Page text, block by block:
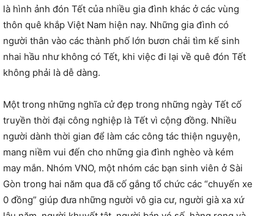
là hình ảnh đón Tết của nhiều gia đình khác ở các vùng
thôn quê khắp Việt Nam hiện nay. Những gia đình có
người thân vào các thành phố lớn bươn chải tìm kế sinh
nhai hầu như không có Tết, khi việc đi lại về quê đón Tết
không phải là dễ dàng.
Một trong những nghĩa cử đẹp trong những ngày Tết cố
truyền thời đại công nghiệp là Tết vì cộng đồng. Nhiều
người dành thời gian để làm các công tác thiện nguyện,
mang niềm vui đến cho những gia đình nghèo và kém
may mắn. Nhóm VNO, một nhóm các bạn sinh viên ở Sài
Gòn trong hai năm qua đã cố gắng tổ chức các “chuyến xe
0 đồng” giúp đưa những người vô gia cư, người già xa xứ